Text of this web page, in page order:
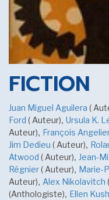
CINÉMA
LES
FICTION
Juan Miguel Aguilera (
Ford ( Auteur), Ursula K.
Auteur), François
Jim Dedieu ( Auteur),
Atwood ( Auteur), Jean-
Régnier( Auteur), Marie-
Auteur), Alex Nikolavitch
(Anthologiste), Ellen